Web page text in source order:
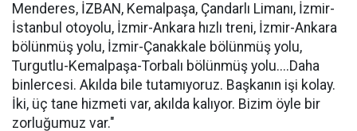
Menderes, İZBAN, Kemalpaşa, Çandarlı Limanı, İzmir-
İstanbul otoyolu, İzmir-Ankara hızlı treni, İzmir-Ankara
bölünmüş yolu, İzmir-Çanakkale bölünmüş yolu,
Turgutlu-Kemalpaşa-Torbalı bölünmüş yolu....Daha
binlercesi. Akılda bile tutamıyoruz. Başkanın işi kolay.
İki, üç tane hizmeti var, akılda kalıyor. Bizim öyle bir
zorluğumuz var."